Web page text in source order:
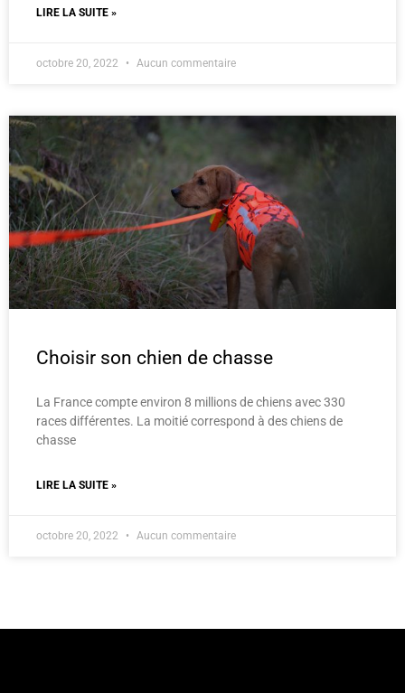
LIRE LA SUITE »
octobre 20, 2022 Aucun commentaire
Choisir son chien de chasse
La France compte environ 8 millions de chiens avec 330
races différentes. La moitié correspond à des chiens de
chasse
LIRE LA SUITE »
octobre 20, 2022 Aucun commentaire